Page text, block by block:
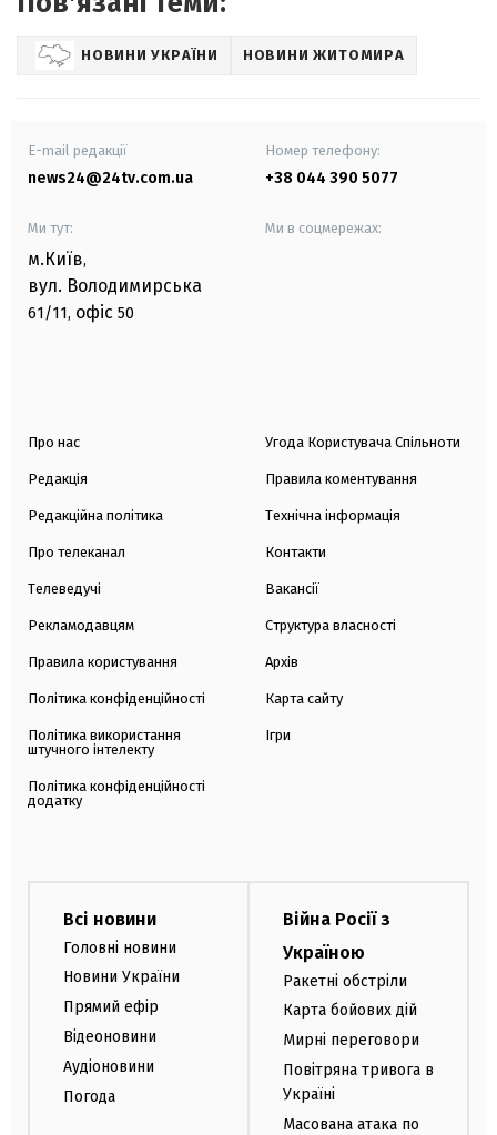
НОВИНИ УКРАЇНИ НОВИНИ ЖИТОМИРА
E-mail редакції
news24@24tv.com.ua
Номер телефону:
+38 044 390 5077
Ми тут:
м.Київ,
вул. Володимирська
61/11, офіс 50
Ми в соцмережах:
Про нас
Редакція
Редакційна політика
Про телеканал
Телеведучі
Рекламодавцям
Правила користування
Політика конфіденційності
Політика використання
штучного інтелекту
Політика конфіденційності
додатку
Угода Користувача Спільноти
Правила коментування
Технічна інформація
Контакти
Вакансії
Структура власності
Архів
Карта сайту
Ігри
Всі новини
Головні новини
Новини України
Прямий ефір
Відеоновини
Аудіоновини
Погода
Війна Росії з
Україною
Ракетні обстріли
Карта бойових дій
Мирні переговори
Повітряна тривога в
Україні
Масована атака по